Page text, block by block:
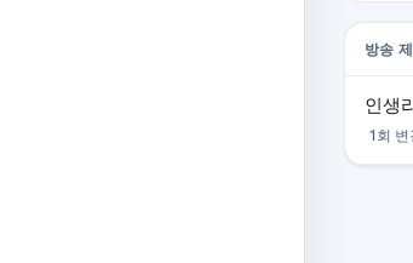
방송
인생
1회 변